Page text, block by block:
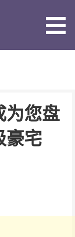
为您盘
豪宅